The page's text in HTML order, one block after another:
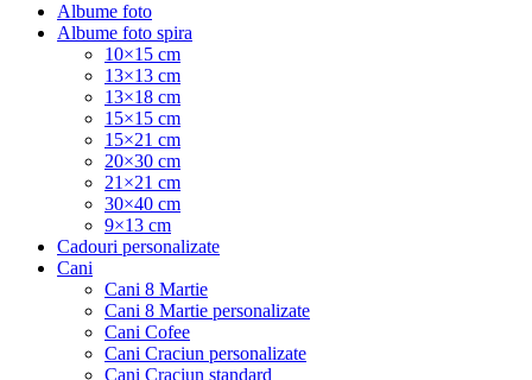
Albume foto
Albume foto spira
10×15 cm
13×13 cm
13×18 cm
15×15 cm
15×21 cm
20×30 cm
21×21 cm
30×40 cm
9×13 cm
Cadouri personalizate
Cani
Cani 8 Martie
Cani 8 Martie personalizate
Cani Cofee
Cani Craciun personalizate
Cani Craciun standard